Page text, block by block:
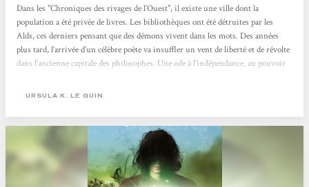
Dans les "Chroniques des rivages de l’Ouest", il existe une ville dont la
population a été privée de livres. Les bibliothèques ont été détruites par les
Alds, ces derniers pensant que des démons vivent dans les mots. Des années
plus tard, l’arrivée d’un célèbre poète va insuffler un vent de liberté et de révolte
dans l’ancienne capitale des philosophes. Une ode à l’indépendance, au pouvoir
URSULA K. LE GUIN